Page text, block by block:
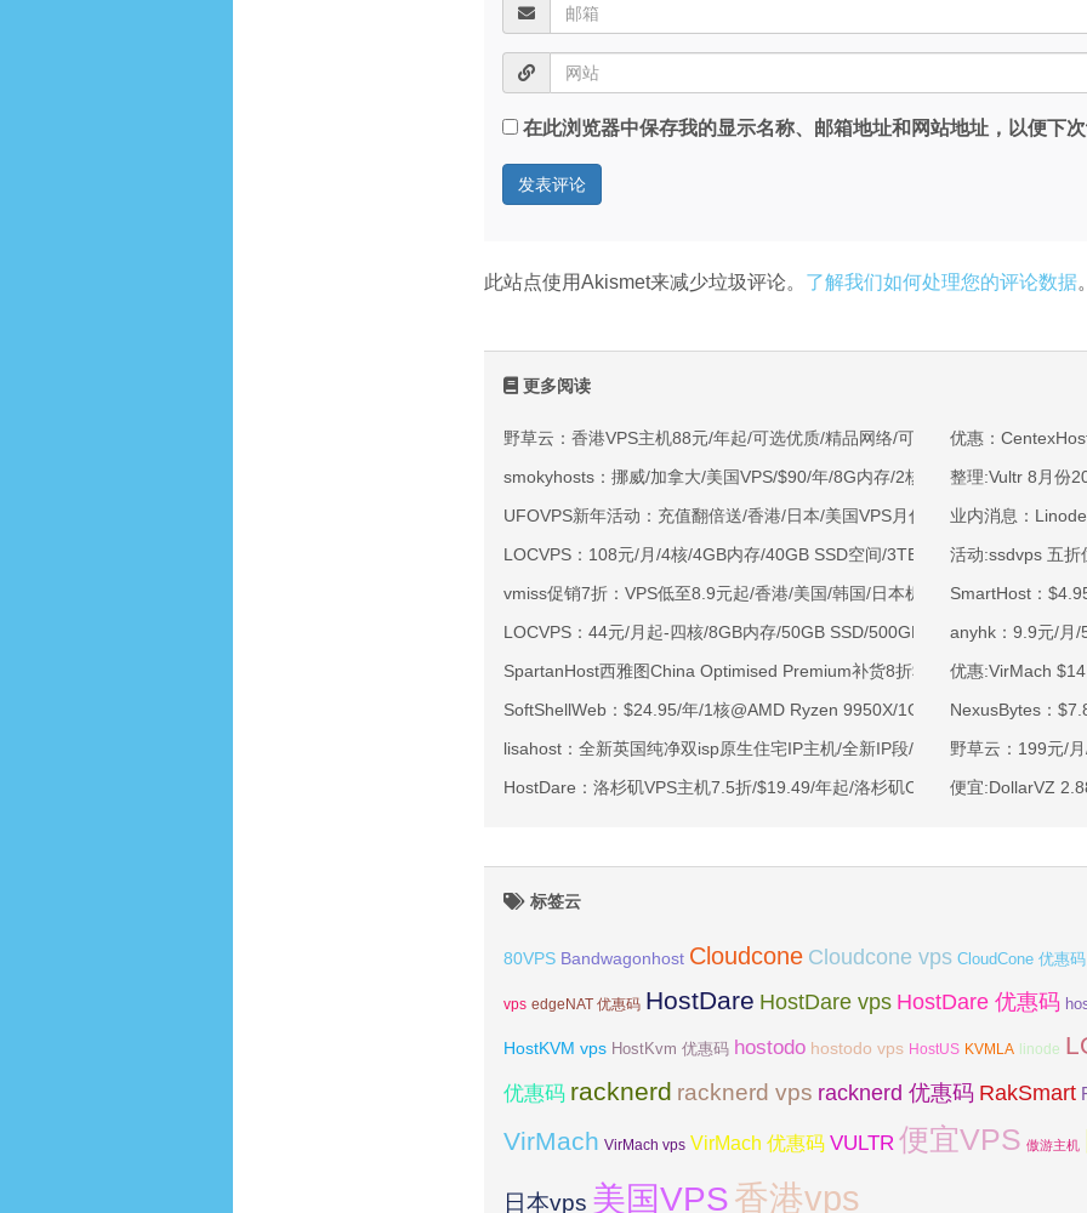
在此浏览器中保存我的显示名称、邮箱地址和网站地址，以便下
此站点使用Akismet来减少垃圾评论。 了解我们如何处理您的评论数据
更多阅读
野草云：香港VPS主机88元/年起/可选优质/精品网络/可选100M不限流量/免
smokyhosts：挪威/加拿大/美国VPS/$90/年/8G内存/2核/80gNVMe/4T流量
UFOVPS新年活动：充值翻倍送/香港/日本/美国VPS月付9.5折年付8折起/新
LOCVPS：108元/月/4核/4GB内存/40GB SSD空间/3TB流量/750Mbps-
vmiss促销7折：VPS低至8.9元起/香港/美国/韩国/日本机房/可选CN2 GIA/
LOCVPS：44元/月起-四核/8GB内存/50GB SSD/500GB@40Mbps/香港标准
SpartanHost西雅图China Optimised Premium补货8折$19.2/月起-四核AMD
SoftShellWeb：$24.95/年/1核@AMD Ryzen 9950X/1GB内存/20GB NVMe
lisahost：全新英国纯净双isp原生住宅IP主机/全新IP段/全新宿主机/9折月付61
HostDare：洛杉矶VPS主机7.5折/$19.49/年起/洛杉矶CN2 GIA/日本/保加利
优惠：
整理:Vultr 8月份
业内消息：
活动:ssdvps 五折
SmartHost：
anyhk：9.9元/月/
优惠:VirMach
NexusBytes：
野草云：199元/
便宜:DollarVZ
标签云
80VPS Bandwagonhost Cloudcone Cloudcone vps CloudCone 优惠码
vps edgeNAT 优惠码 HostDare HostDare vps HostDare 优惠码
HostKVM vps HostKvm 优惠码 hostodo hostodo vps HostUS KVMLA linode
优惠码 racknerd racknerd vps racknerd 优惠码 RakSmart
VirMach VirMach vps VirMach 优惠码 VULTR 便宜VPS 傲游主机
日本vps 美国VPS香港vps